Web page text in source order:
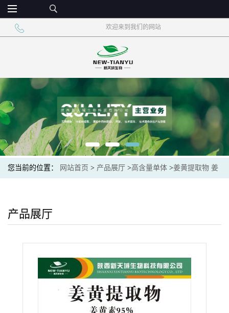
欢迎来到我们的网站
您当前的位置： 网站首页 > 产品展厅 >高含量单体 >姜黄提取物 姜
产品展厅